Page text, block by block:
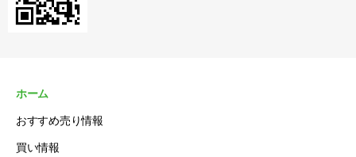
ホーム
おすすめ売り情報
買い情報